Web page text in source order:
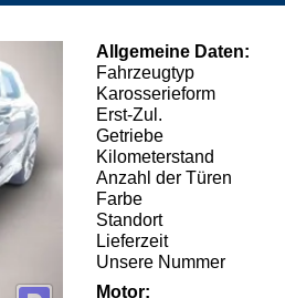
Allgemeine Daten:
Fahrzeugtyp
Karosserieform
Erst-Zul.
Getriebe
Kilometerstand
Anzahl der Türen
Farbe
Standort
Lieferzeit
Unsere Nummer
Motor: